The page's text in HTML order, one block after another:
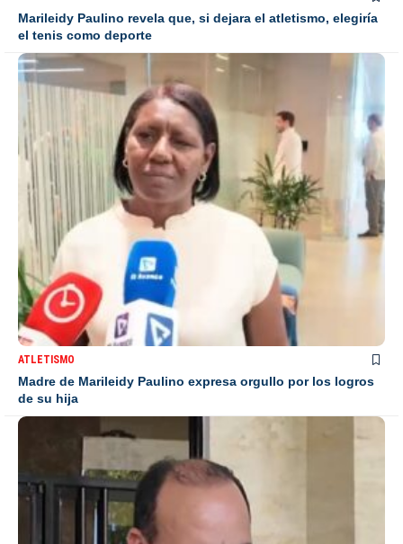
Marileidy Paulino revela que, si dejara el atletismo, elegiría
el tenis como deporte
ATLETISMO
Madre de Marileidy Paulino expresa orgullo por los logros
de su hija